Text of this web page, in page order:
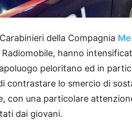
della Compagnia
Radiomobile, hanno
peloritano ed in
contrastare lo smercio di
con una particolare
dai giovani.